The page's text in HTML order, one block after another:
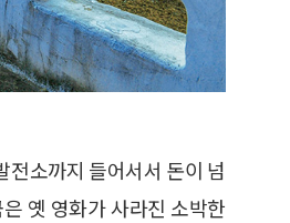
소까지 들어서서 돈이 넘
옛 영화가 사라진 소박한